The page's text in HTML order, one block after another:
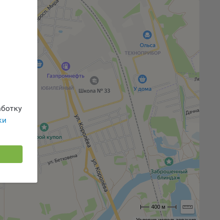
400 м